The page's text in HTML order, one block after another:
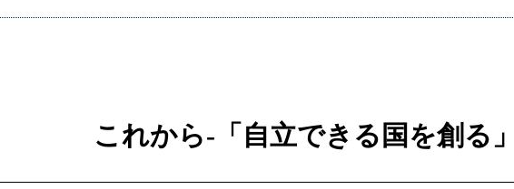
これから-「自立できる国を創る